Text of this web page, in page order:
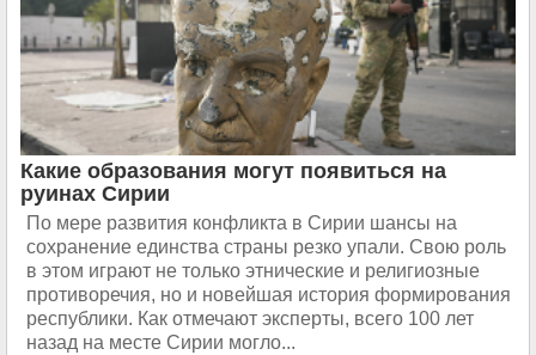
Какие образования могут появиться на
руинах Сирии
По мере развития конфликта в Сирии шансы на
сохранение единства страны резко упали. Свою роль
в этом играют не только этнические и религиозные
противоречия, но и новейшая история формирования
республики. Как отмечают эксперты, всего 100 лет
назад на месте Сирии могло...